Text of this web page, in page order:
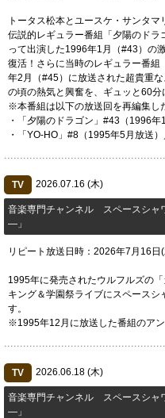
トータス松本とユースケ・サンタ
伝説的レギュラー番組「夕陽のド
って出演した1996年1月（#43）の
復活！さらに当時のレギュラー番
年2月（#45）に放送された超貴重
の頃の熱気と興奮を、ギュッと60分
※本番組は以下の放送回を再編集し
・「夕陽のドラゴン」#43（1996年1
・「YO-HO」#8（1995年5月放送
TV 2026.07.16 (木)
音楽専門チャンネル スペースシャ
―」
リピート放送日時：2026年7月16
1995年に発売されたウルフルズの
キング＆学園祭ライブにスペースシ
す。
※1995年12月に放送した番組のアン
TV 2026.06.18 (木)
音楽専門チャンネル スペースシャ
―」